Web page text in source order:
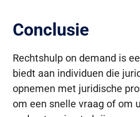
Conclusie
Rechtshulp on demand is
biedt aan individuen die
opnemen met juridische
om een snelle vraag of om